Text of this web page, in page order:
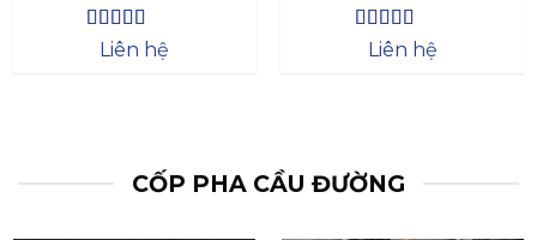
Được xếp
5
Liên hệ
Được xếp
5
Liên hệ
CỐP PHA CẦU ĐƯỜNG